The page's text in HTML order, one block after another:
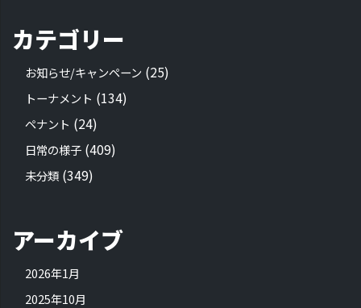
カテゴリー
お知らせ/キャンペーン (25)
トーナメント (134)
ペナント (24)
日常の様子 (409)
未分類 (349)
アーカイブ
2026年1月
2025年10月